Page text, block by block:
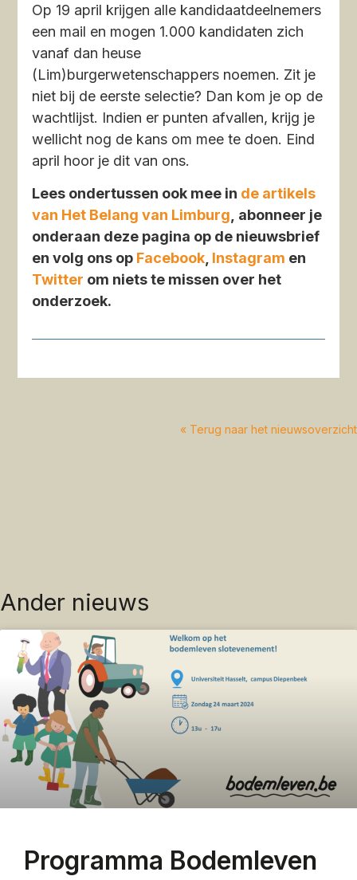
Op 19 april krijgen alle kandidaatdeelnemers
een mail en mogen 1.000 kandidaten zich
vanaf dan heuse
(Lim)burgerwetenschappers noemen. Zit je
niet bij de eerste selectie? Dan kom je op de
wachtlijst. Indien er punten afvallen, krijg je
wellicht nog de kans om mee te doen. Eind
april hoor je dit van ons.
Lees ondertussen ook mee in de artikels
van Het Belang van Limburg , abonneer je
onderaan deze pagina op de nieuwsbrief
en volg ons op Facebook Instagram en
Twitter om niets te missen over het
onderzoek.
« Terug naar het nieuwsoverzicht
Ander nieuws
Programma Bodemleven